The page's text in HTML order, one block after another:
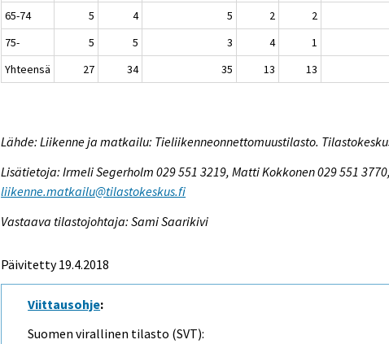
65-74
5 4 5 2 2
75-
5 5 3 4 1
Yhteensä
27 34 35 13 13
Lähde: Liikenne ja matkailu: Tieliikenneonnettomuustilasto.
Lisätietoja: Irmeli Segerholm 029 551 3219, Matti Kokkonen 029 551 3770,
liikenne.matkailu@tilastokeskus.fi
Vastaava tilastojohtaja: Sami Saarikivi
Päivitetty 19.4.2018
Viittausohje:
Suomen virallinen tilasto (SVT):